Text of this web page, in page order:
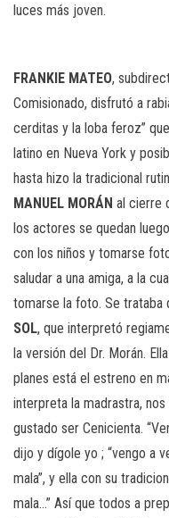
luces más joven.
FRANKIE MATEO,
Comisionado, disfrutó a
cerditas y la loba feroz”
latino en Nueva York y
hasta hizo la tradicional
MANUEL MORÁN al cierre
los actores se quedan
con los niños y tomarse
saludar a una amiga, a la
tomarse la foto. Se trataba
SOL, que interpretó
la versión del Dr. Morán.
planes está el estreno en
interpreta la madrastra,
gustado ser Cenicienta.
dijo y dígole yo ; “vengo a
mala”, y ella con su
mala…” Así que todos a